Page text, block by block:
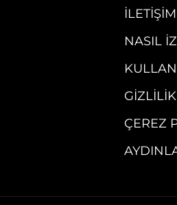
İLETIŞIM
NASIL
ÇEREZ